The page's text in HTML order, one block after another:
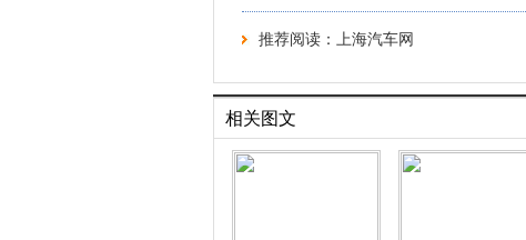
推荐阅读： 上海汽车网
相关图文